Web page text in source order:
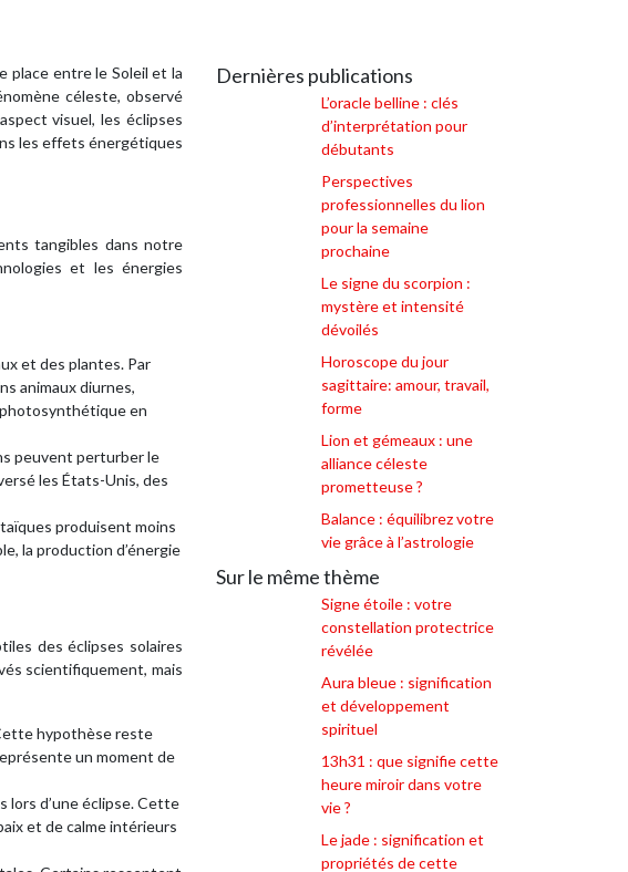
place entre le Soleil et la
céleste, observé
visuel, les éclipses
les effets énergétiques
tangibles dans notre
et les énergies
et des plantes. Par
animaux diurnes,
photosynthétique en
peuvent perturber le
les États-Unis, des
produisent moins
la production d’énergie
des éclipses solaires
scientifiquement, mais
hypothèse reste
un moment de
lors d’une éclipse. Cette
et de calme intérieurs
Dernières publications
L’oracle belline : clés
d’interprétation pour
débutants
Perspectives
professionnelles du lion
pour la semaine
prochaine
Le signe du scorpion :
mystère et intensité
dévoilés
Horoscope du jour
sagittaire: amour, travail,
forme
Lion et gémeaux : une
alliance céleste
prometteuse ?
Balance : équilibrez votre
vie grâce à l’astrologie
Sur le même thème
Signe étoile : votre
constellation protectrice
révélée
Aura bleue : signification
et développement
spirituel
13h31 : que signifie cette
heure miroir dans votre
vie ?
Le jade : signification et
propriétés de cette